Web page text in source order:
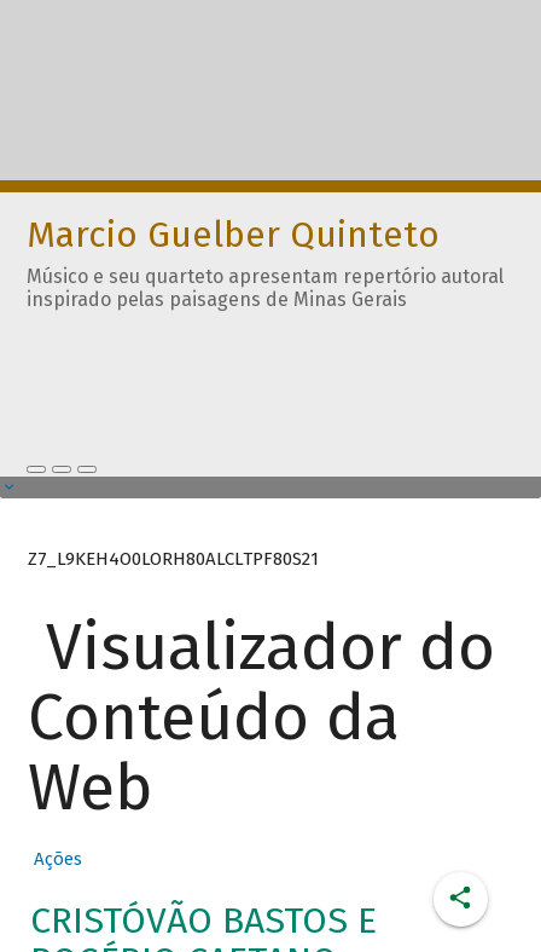
Marcio Guelber Quinteto
Músico e seu quarteto apresentam repertório autoral
inspirado pelas paisagens de Minas Gerais
Z7_L9KEH4O0LORH80ALCLTPF80S21
Visualizador do
Conteúdo da
Web
Ações
CRISTÓVÃO BASTOS E